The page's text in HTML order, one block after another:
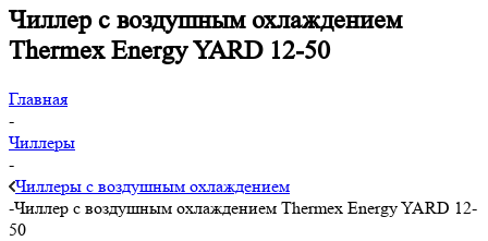
Чиллер с воздушным охлаждением
Thermex Energy YARD 12-50
Главная
-
Чиллеры
-
Чиллеры с воздушным охлаждением
-Чиллер с воздушным охлаждением Thermex Energy YARD 12-
50